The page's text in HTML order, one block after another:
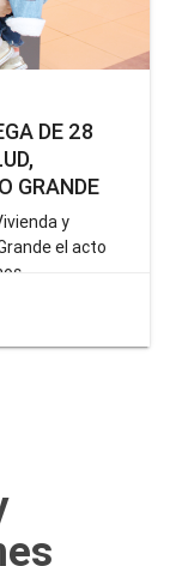
DE 28
GRANDE
y
el acto
por
como
a docentes,